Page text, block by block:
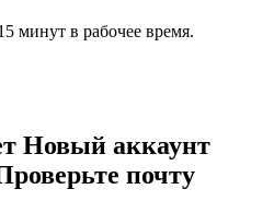
минут в рабочее время.
Новый аккаунт
почту